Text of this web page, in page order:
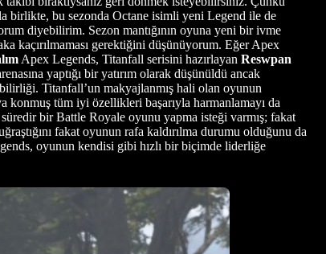
birlikte, bu sezonda Octane isimli yeni Legend ile de
diyebilirim. Sezon mantığının oyuna yeni bir ivme
kaçırılmaması gerektiğini düşünüyorum. Eğer Apex
Apex Legends, Titanfall serisini hazırlayan Reswpan
yaptığı bir yatırım olarak düşünüldü ancak
Titanfall’un makyajlanmış hali olan oyunun
konmuş tüm iyi özellikleri başarıyla harmanlamayı da
bir Battle Royale oyunu yapma isteği varmış; fakat
fakat oyunun rafa kaldırılma durumu olduğunu da
oyunun kendisi gibi hızlı bir biçimde liderliğe